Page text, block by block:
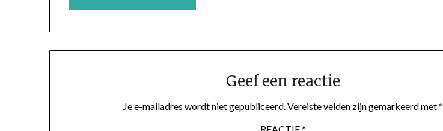
Geef een reactie
Je e-mailadres wordt niet gepubliceerd.Vereiste velden zijn gemarkeerd met*